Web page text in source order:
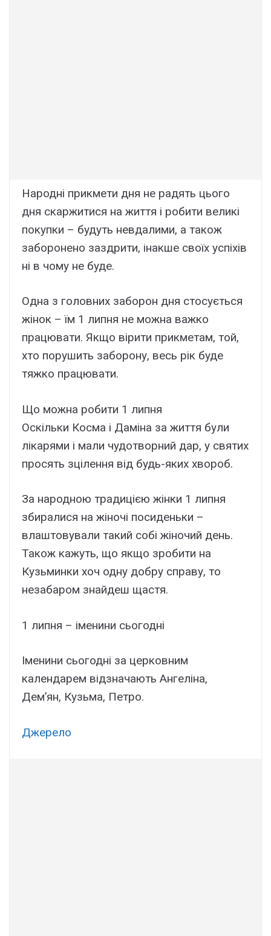
Народні прикмети дня не радять цього
дня скаржитися на життя і робити великі
покупки – будуть невдалими, а також
заборонено заздрити, інакше своїх успіхів
ні в чому не буде.
Одна з головних заборон дня стосується
жінок – їм 1 липня не можна важко
працювати. Якщо вірити прикметам, той,
хто порушить заборону, весь рік буде
тяжко працювати.
Що можна робити 1 липня
Оскільки Косма і Даміна за життя були
лікарями і мали чудотворний дар, у святих
просять зцілення від будь-яких хвороб.
За народною традицією жінки 1 липня
збиралися на жіночі посиденьки –
влаштовували такий собі жіночий день.
Також кажуть, що якщо зробити на
Кузьминки хоч одну добру справу, то
незабаром знайдеш щастя.
1 липня – іменини сьогодні
Іменини сьогодні за церковним
календарем відзначають Ангеліна,
Дем’ян, Кузьма, Петро.
Джерело